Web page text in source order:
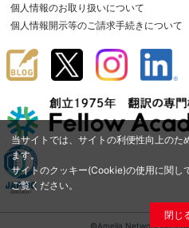
当サイトでは、サイトの利便性向上の
ます。
サイトのクッキー(Cookie)の使用に関し
ご覧ください。
閉じ
個人情報のお取り扱いについて
個人情報開示等のご請求手続きについて
©Amelia Network